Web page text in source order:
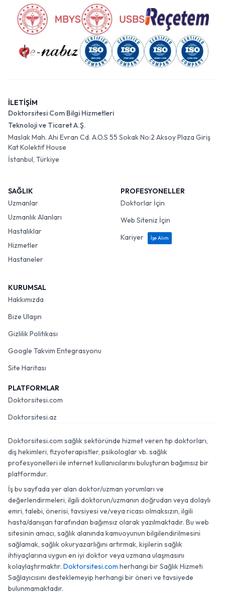
İLETİŞİM
Doktorsitesi Com Bilgi Hizmetleri
Teknoloji ve Ticaret A.Ş.
Maslak Mah. Ahi Evran Cd. A.O.S 55 Sokak No:2 Aksoy Plaza Giriş
Kat Kolektif House
İstanbul, Türkiye
SAĞLIK
Uzmanlar
Uzmanlık Alanları
Hastalıklar
Hizmetler
Hastaneler
PROFESYONELLER
Doktorlar İçin
Web Siteniz İçin
Kariyer
İşe Alım
KURUMSAL
Hakkımızda
Bize Ulaşın
Gizlilik Politikası
Google Takvim Entegrasyonu
Site Haritası
PLATFORMLAR
Doktorsitesi.com
Doktorsitesi.az
Doktorsitesi.com sağlık sektöründe hizmet veren tıp doktorları,
diş hekimleri, fizyoterapistler, psikologlar vb. sağlık
profesyonelleri ile internet kullanıcılarını buluşturan bağımsız bir
platformdur.
İş bu sayfada yer alan doktor/uzman yorumları ve
değerlendirmeleri, ilgili doktorun/uzmanın doğrudan veya dolaylı
emri, talebi, önerisi, tavsiyesi ve/veya ricası olmaksızın, ilgili
hasta/danışan tarafından bağımsız olarak yazılmaktadır. Bu web
sitesinin amacı, sağlık alanında kamuoyunun bilgilendirilmesini
sağlamak, sağlık okuryazarlığını artırmak, kişilerin sağlık
ihtiyaçlarına uygun en iyi doktor veya uzmana ulaşmasını
kolaylaştırmaktır. Doktorsitesi.com herhangi bir Sağlık Hizmeti
Sağlayıcısını desteklemeyip herhangi bir öneri ve tavsiyede
bulunmamaktadır.